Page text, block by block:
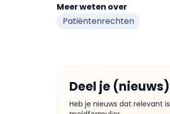
Meer weten over
Patiëntenrechten
Deel je
Heb je nieuws dat relevant